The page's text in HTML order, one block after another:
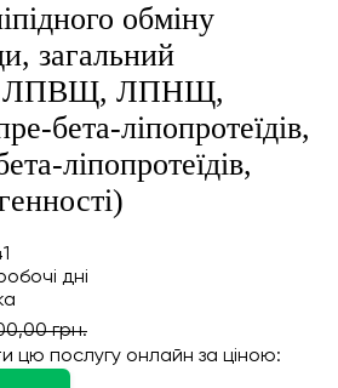
обміну
загальний
ЛПВЩ, ЛПНЩ,
бета-ліпопротеїдів,
ліпопротеїдів,
дні
грн.
цю послугу онлайн за ціною: